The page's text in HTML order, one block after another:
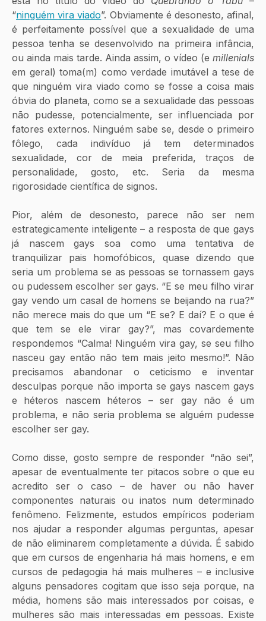
“ninguém vira viado”. Obviamente é desonesto, afinal,
é perfeitamente possível que a sexualidade de uma
pessoa tenha se desenvolvido na primeira infância,
ou ainda mais tarde. Ainda assim, o vídeo (e millenials
em geral) toma(m) como verdade imutável a tese de
que ninguém vira viado como se fosse a coisa mais
óbvia do planeta, como se a sexualidade das pessoas
não pudesse, potencialmente, ser influenciada por
fatores externos. Ninguém sabe se, desde o primeiro
fôlego, cada indivíduo já tem determinados
sexualidade, cor de meia preferida, traços de
personalidade, gosto, etc. Seria da mesma
rigorosidade científica de signos.
Pior, além de desonesto, parece não ser nem
estrategicamente inteligente – a resposta de que gays
já nascem gays soa como uma tentativa de
tranquilizar pais homofóbicos, quase dizendo que
seria um problema se as pessoas se tornassem gays
ou pudessem escolher ser gays. “E se meu filho virar
gay vendo um casal de homens se beijando na rua?”
não merece mais do que um “E se? E daí? E o que é
que tem se ele virar gay?”, mas covardemente
respondemos “Calma! Ninguém vira gay, se seu filho
nasceu gay então não tem mais jeito mesmo!”. Não
precisamos abandonar o ceticismo e inventar
desculpas porque não importa se gays nascem gays
e héteros nascem héteros – ser gay não é um
problema, e não seria problema se alguém pudesse
escolher ser gay.
Como disse, gosto sempre de responder “não sei”,
apesar de eventualmente ter pitacos sobre o que eu
acredito ser o caso – de haver ou não haver
componentes naturais ou inatos num determinado
fenômeno. Felizmente, estudos empíricos poderiam
nos ajudar a responder algumas perguntas, apesar
de não eliminarem completamente a dúvida. É sabido
que em cursos de engenharia há mais homens, e em
cursos de pedagogia há mais mulheres – e inclusive
alguns pensadores cogitam que isso seja porque, na
média, homens são mais interessados por coisas, e
mulheres são mais interessadas em pessoas. Existe